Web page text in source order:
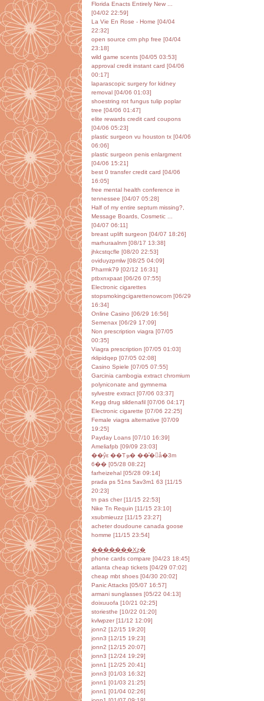
Florida Enacts Entirely New ...
[04/02 22:59]
La Vie En Rose - Home [04/04
22:32]
open source crm php free [04/04
23:18]
wild game scents [04/05 03:53]
approval credit instant card [04/06
00:17]
laparascopic surgery for kidney
removal [04/06 01:03]
shoestring rot fungus tulip poplar
tree [04/06 01:47]
elite rewards credit card coupons
[04/06 05:23]
plastic surgeon vu houston tx [04/06
06:06]
plastic surgeon penis enlargment
[04/06 15:21]
best 0 transfer credit card [04/06
16:05]
free mental health conference in
tennessee [04/07 05:28]
Half of my entire septum missing?,
Message Boards, Cosmetic ...
[04/07 06:11]
breast uplift surgeon [04/07 18:26]
marhuraalnm [08/17 13:38]
jhkcstqcfle [08/20 22:53]
oviduyzpmlw [08/25 04:09]
Pharmk79 [02/12 16:31]
ptbxnxpaat [06/26 07:55]
Electronic cigarettes
stopsmokingcigarettenowcom [06/29
16:34]
Online Casino [06/29 16:56]
Semenax [06/29 17:09]
Non prescription viagra [07/05
00:35]
Viagra prescription [07/05 01:03]
rklipidqep [07/05 02:08]
Casino Spiele [07/05 07:55]
Garcinia cambogia extract chromium
polyniconate and gymnema
sylvestre extract [07/06 03:37]
Kegg drug sildenafil [07/06 04:17]
Electronic cigarette [07/06 22:25]
Female viagra alternative [07/09
19:25]
Payday Loans [07/10 16:39]
Ameliafpb [09/09 23:03]
��ŷε ��Τܤ� ��ͦ�񥻥å�3m
6�� [05/28 08:22]
farheizehal [05/28 09:14]
prada ps 51ns 5av3m1 63 [11/15
20:23]
tn pas cher [11/15 22:53]
Nike Tn Requin [11/15 23:10]
xsubmieuzz [11/15 23:27]
acheter doudoune canada goose
homme [11/15 23:54]
�������Хȥ�
phone cards compare [04/23 18:45]
atlanta cheap tickets [04/29 07:02]
cheap mbt shoes [04/30 20:02]
Panic Attacks [05/07 16:57]
armani sunglasses [05/22 04:13]
doixuuofa [10/21 02:25]
storiesthe [10/22 01:20]
kvlwpzer [11/12 12:09]
jonn2 [12/15 19:20]
jonn3 [12/15 19:23]
jonn2 [12/15 20:07]
jonn3 [12/24 19:29]
jonn1 [12/25 20:41]
jonn3 [01/03 16:32]
jonn1 [01/03 21:25]
jonn1 [01/04 02:26]